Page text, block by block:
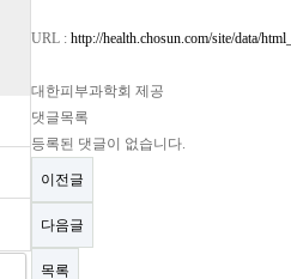
URL : http://health.chosun.com/site/data/
대한피부과학회 제공
댓글목록
등록된 댓글이 없습니다.
이전글
다음글
목록